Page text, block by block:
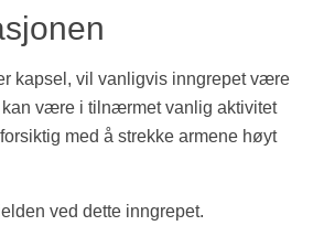
kapsel, vil vanligvis inngrepet være
kan være i tilnærmet vanlig aktivitet
med å strekke armene høyt
ved dette inngrepet.